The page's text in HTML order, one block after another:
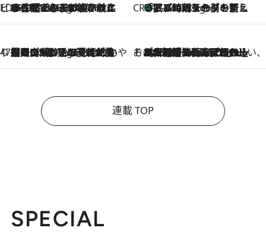
ビューティいいもの集め EDITORS' BEST
5 Hours Ago
35℃超えの日の夜、枕にひと吹き！ BAUMのルームスプレーが、ひのきの香りで心まで解きほぐす CREA'S CHOICE
5 Hours Ago
「眠る時刻をセットする」——眠りの前を整える、バルミューダの新しいアプローチ
47都道府県の手みやげ ひんやりスイーツで夏を満喫
5 Hours Ago
【岡山県】この夏絶対食べたい 冷やしておいしいおやつ3選 フルーツが主役のプリンやアイスが勢揃い そおだよおこの関西おいしい、おやつ紀行
2026.8.9
［大阪府箕面市］一皿一皿目の前で仕上げられる、料理を巧みに組み込んだアシェットデセールコース「ミチル アシェット デセール（Michiru assiette dessert）」
連載 TOP
SPECIAL